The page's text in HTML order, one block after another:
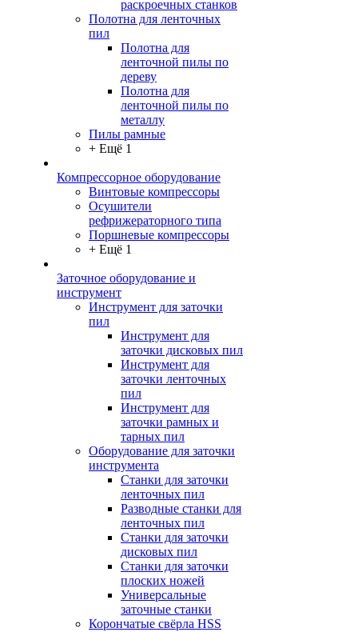
раскроечных станков
Полотна для ленточных
пил
Полотна для
ленточной пилы по
дереву
Полотна для
ленточной пилы по
металлу
Пилы рамные
+ Ещё 1
Компрессорное оборудование
Винтовые компрессоры
Осушители
рефрижераторного типа
Поршневые компрессоры
+ Ещё 1
Заточное оборудование и
инструмент
Инструмент для заточки
пил
Инструмент для
заточки дисковых пил
Инструмент для
заточки ленточных
пил
Инструмент для
заточки рамных и
тарных пил
Оборудование для заточки
инструмента
Станки для заточки
ленточных пил
Разводные станки для
ленточных пил
Станки для заточки
дисковых пил
Станки для заточки
плоских ножей
Универсальные
заточные станки
Корончатые свёрла HSS